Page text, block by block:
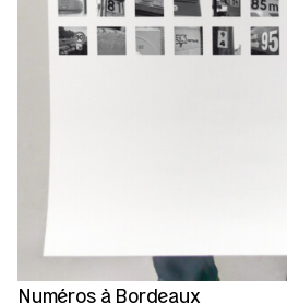
Numéros à Bordeaux